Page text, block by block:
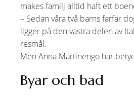
makes familj alltid haft ett
– Sedan våra två barns farfar
ligger på den västra delen av
resmål.
Men Anna Martinengo har
Byar och bad